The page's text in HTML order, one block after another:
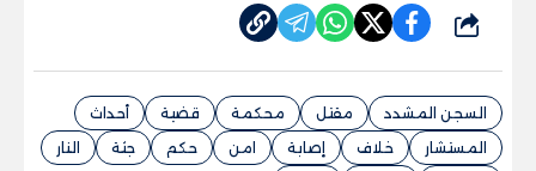
شارك
السجن المشدد مقتل محكمة قضية
أحداث
المستشار
خلاف إصابة امن حكم جثة
النار